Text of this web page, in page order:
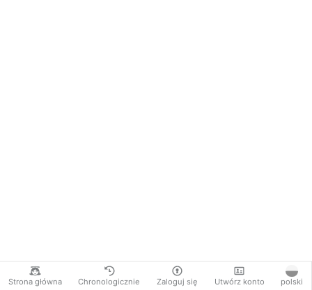
Strona główna Chronologicznie Zaloguj się Utwórz konto polski